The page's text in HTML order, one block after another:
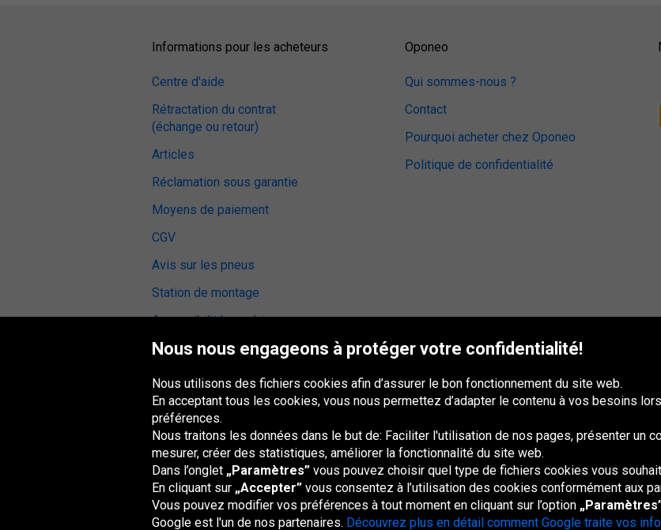
Informations pour les acheteurs
Centre d'aide
Rétractation du contrat
(échange ou retour)
Articles
Réclamation sous garantie
Moyens de paiement
CGV
Avis sur les pneus
Station de montage
Accessibilité numérique
Oponeo
Qui sommes-nous ?
Contact
Pourquoi acheter chez Oponeo
Politique de confidentialité
Groupe Oponeo
Česká
republika
Deutschland Éire España France Italia MagyarországNederland Österreich Polska
Nous nous engageons à protéger votre confidentialité!
Nous utilisons des fichiers cookies afin d’assurer le bon fonctionnement du site web.
En acceptant tous les cookies, vous nous permettez d’adapter le contenu à vos besoins
préférences.
Nous traitons les données dans le but de: Faciliter l'utilisation de nos pages, présenter un
mesurer, créer des statistiques, améliorer la fonctionnalité du site web.
Dans l’onglet „Paramètres” vous pouvez choisir quel type de fichiers cookies vous
En cliquant sur „Accepter” vous consentez à l’utilisation des cookies conformément aux
Vous pouvez modifier vos préférences à tout moment en cliquant sur l’option
Google est l'un de nos partenaires. Découvrez plus en détail comment Google traite vos